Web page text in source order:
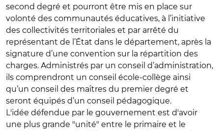
second degré et pourront être mis en place sur
volonté des communautés éducatives, à l’initiative
des collectivités territoriales et par arrêté du
représentant de l’État dans le département, après la
signature d’une convention sur la répartition des
charges. Administrés par un conseil d’administration,
ils comprendront un conseil école-collège ainsi
qu’un conseil des maîtres du premier degré et
seront équipés d’un conseil pédagogique.
L'idée défendue par le gouvernement est d'avoir
une plus grande "unité" entre le primaire et le